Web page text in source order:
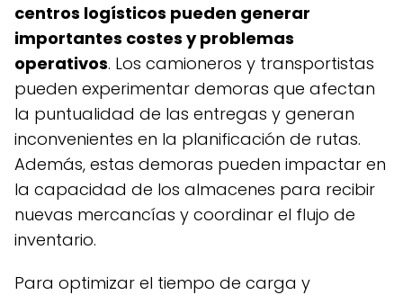
centros logísticos pueden generar
importantes costes y problemas
operativos. Los camioneros y transportistas
pueden experimentar demoras que afectan
la puntualidad de las entregas y generan
inconvenientes en la planificación de rutas.
Además, estas demoras pueden impactar en
la capacidad de los almacenes para recibir
nuevas mercancías y coordinar el flujo de
inventario.
Para optimizar el tiempo de carga y